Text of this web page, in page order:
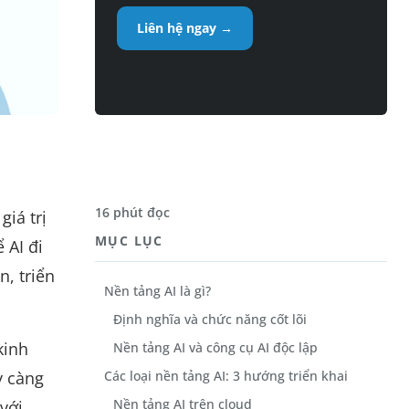
Liên hệ ngay →
trị
AI đi
triển
càng
16 phút đọc
MỤC LỤC
Nền tảng AI là gì?
Định nghĩa và chức năng cốt lõi
Nền tảng AI và công cụ AI độc lập
Các loại nền tảng AI: 3 hướng triển khai
Nền tảng AI trên cloud